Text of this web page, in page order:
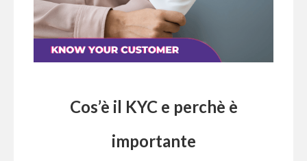
Cos’è il KYC e perchè è
importante